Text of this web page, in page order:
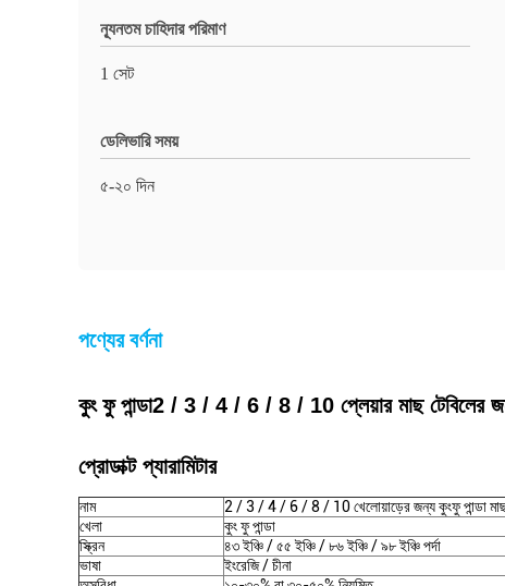
ন্যূনতম চাহিদার পরিমাণ
1 সেট
ডেলিভারি সময়
৫-২০ দিন
পণ্যের বর্ণনা
কুং ফু পান্ডা2 / 3 / 4 / 6 / 8 / 10 প্লেয়ার মাছ টেবিলের
প্রোডাক্ট প্যারামিটার
নাম
2 / 3 / 4 / 6 / 8 / 10 খেলোয়াড়ের জন্য কুংফু পান্ডা মাছ
খেলা
কুং ফু পান্ডা
স্ক্রিন
৪৩ ইঞ্চি / ৫৫ ইঞ্চি / ৮৬ ইঞ্চি / ৯৮ ইঞ্চি পর্দা
ভাষা
ইংরেজি / চীনা